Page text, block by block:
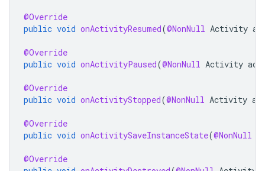
@Override
public void onActivityResumed(@NonNull Activity
@Override
public void onActivityPaused(@NonNull Activity
@Override
public void onActivityStopped(@NonNull Activity
@Override
public void onActivitySaveInstanceState(@NonNull
@Override